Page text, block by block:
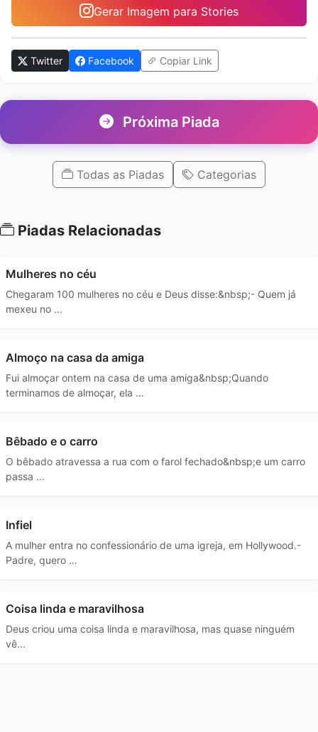
Gerar Imagem para Stories
Twitter Facebook Copiar Link
Próxima Piada
Todas as Piadas Categorias
Piadas Relacionadas
Mulheres no céu
Chegaram 100 mulheres no céu e Deus disse:&nbsp;- Quem já
mexeu no …
Almoço na casa da amiga
Fui almoçar ontem na casa de uma amiga&nbsp;Quando
terminamos de almoçar, ela …
Bêbado e o carro
O bêbado atravessa a rua com o farol fechado&nbsp;e um carro
passa …
Infiel
A mulher entra no confessionário de uma igreja, em Hollywood.-
Padre, quero …
Coisa linda e maravilhosa
Deus criou uma coisa linda e maravilhosa, mas quase ninguém
vê...